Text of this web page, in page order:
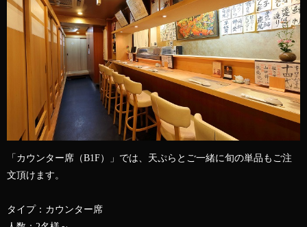
「カウンター席（B1F）」では、天ぷらとご一緒に旬の単品もご注
文頂けます。
タイプ：カウンター席